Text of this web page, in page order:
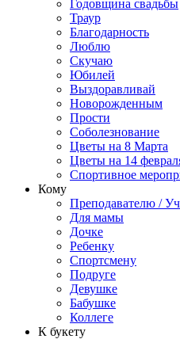
Годовщина свадьбы
Траур
Благодарность
Люблю
Скучаю
Юбилей
Выздоравливай
Новорожденным
Прости
Соболезнование
Цветы на 8 Марта
Цветы на 14
Спортивное
Кому
Преподавателю /
Для мамы
Дочке
Ребенку
Спортсмену
Подруге
Девушке
Бабушке
Коллеге
К букету